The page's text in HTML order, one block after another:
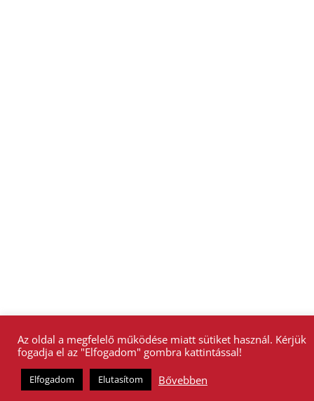
Az oldal a megfelelő működése miatt sütiket használ. Kérjük
fogadja el az "Elfogadom" gombra kattintással!
Elfogadom Elutasítom Bővebben